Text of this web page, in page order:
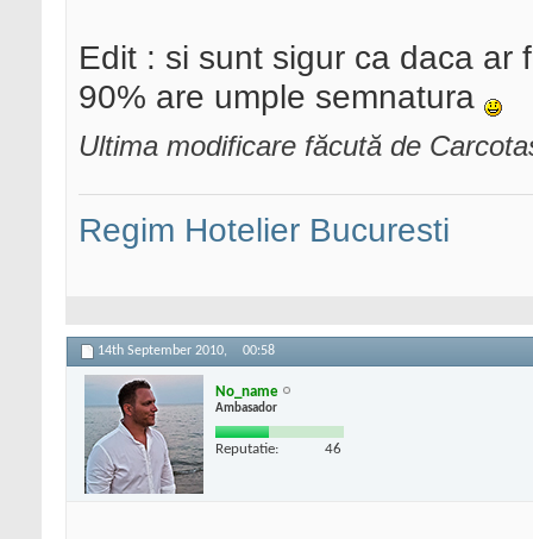
Edit : si sunt sigur ca daca ar
90% are umple semnatura
Ultima modificare făcută de
Regim Hotelier Bucuresti
14th September 2010, 00:58
No_name
Ambasador
Reputatie: 46